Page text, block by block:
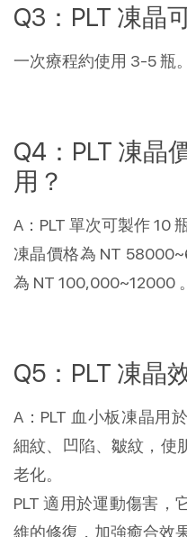
Q3：PLT 凍晶
一次療程約使用 3-5 瓶。
Q4：PLT 凍晶
用？
A：PLT 單次可製作 10
凍晶價格為 NT
為 NT 100,000~12000 。
Q5：PLT 凍晶
A：PLT 血小板凍晶用
細紋、凹陷、皺紋，使
老化。
PLT 適用於運動傷害，
維的修復，加強癒合效果